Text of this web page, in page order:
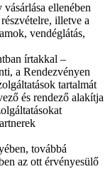
ellenében
illetve a
vendéglátás,
írtakkal –
a Rendezvényen
tartalmát
és rendező alakítja
továbbá
az ott érvényesülő